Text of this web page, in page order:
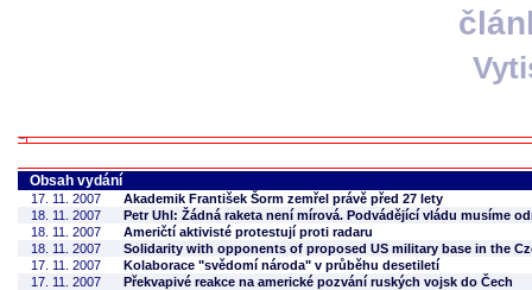
Obsah vydání
17. 11. 2007
Akademik František Šorm zemřel právě před 27 lety
18. 11. 2007
Petr Uhl: Žádná raketa není mírová. Podvádějící vládu musíme
18. 11. 2007
Američtí aktivisté protestují proti radaru
18. 11. 2007
Solidarity with opponents of proposed US military base in the
17. 11. 2007
Kolaborace "svědomí národa" v průběhu desetiletí
17. 11. 2007
Překvapivé reakce na americké pozvání ruských vojsk do Čech